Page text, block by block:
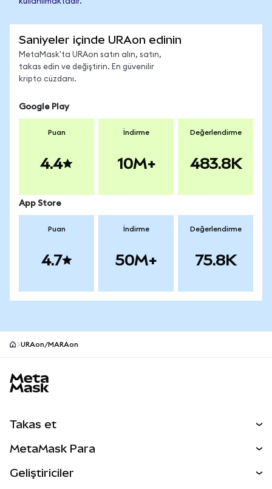
Saniyeler içinde URAon edinin
MetaMask'ta URAon satın alın, satın,
takas edin ve değiştirin. En güvenilir
kripto cüzdanı.
Google Play
Puan
4.4
İndirme
10M+
Değerlendirme
483.8K
App Store
Puan
4.7
İndirme
50M+
Değerlendirme
75.8K
URAon/MARAon
Takas et
Perps
MetaMask Para
Geliştiriciler